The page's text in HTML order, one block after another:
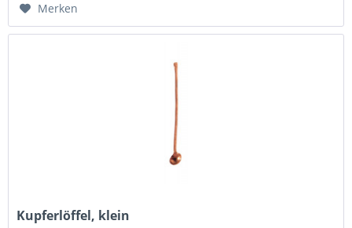
Merken
Kupferlöffel, klein